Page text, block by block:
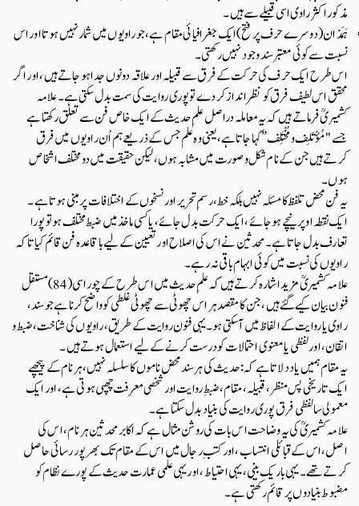
مذکور اکثر راوی اسی قبیلے سے ہیں۔
ہَمَذان (دوسرے حرف پر فتح) ایک جغرافیائی مقام ہے، جو راویوں میں شمار نہیں ہوتا اور اس
نسبت سے کوئی معتبر سند وجود نہیں رکھتی۔
اس طرح ایک حرف کی حرکت کے فرق سے قبیلہ اور علاقہ دونوں جدا ہو جاتے ہیں، اور اگر
محقق اس لطیف فرق کو نظر انداز کر دے تو پوری روایت کی سمت بدل سکتی ہے۔ علامہ
کشمیریؒ فرماتے ہیں کہ یہ معاملہ دراصل علمِ حدیث کے ایک خاص فن سے تعلق رکھتا ہے
جسے "مُؤْتَلِف و مُخْتَلِف” کہا جاتا ہے، یعنی وہ علم جس کے ذریعے ہم اُن راویوں میں فرق
کرتے ہیں جن کے نام شکل و صورت میں مشابہ ہوں، لیکن حقیقت میں دو مختلف اشخاص
ہوں۔
یہ فن محض تلفظ کا مسئلہ نہیں بلکہ خط، رسمِ تحریر اور نسخوں کے اختلافات پر مبنی ہوتا ہے۔
ایک نقطہ اوپر نیچے ہو جائے، ایک حرکت بدل جائے، یا کسی ماخذ میں ضبط مختلف ہو تو پورا
تعارف بدل جاتا ہے۔ محدثین نے اس کی اصلاح اور تعیین کے لیے باقاعدہ فن قائم کیا تاکہ
راویوں کی نسبت میں کوئی ابہام باقی نہ رہے۔
علامہ کشمیریؒ مزید اشارہ کرتے ہیں کہ علمِ حدیث میں اس طرح کے چوراسی (84) مستقل
فنون بیان کیے گئے ہیں، جن کا مقصد ہر اس چھوٹی سے چھوٹی غلطی کو واضح کرنا ہے جو سند،
راوی یا روایت کے الفاظ میں آ سکتی ہو۔ یہی فنون روایت کے طریق، راویوں کی شناخت، ضبط و
اتقان، اور لفظی یا معنوی احتمالات کو درست کرنے کے لیے استعمال ہوتے ہیں ۔
یہ مقام ہمیں یاد دلاتا ہے کہ: حدیث کی ہر سند محض ناموں کا سلسلہ نہیں، ہر نام کے پیچھے
ایک تاریخی پس منظر، قبیلہ، مقام، ضبطِ روایت اور شخصی معرفت چھپی ہوتی ہے، اور ایک
معمولی سا لفظی فرق پوری روایت کی بنیاد بدل سکتا ہے۔
علامہ کشمیریؒ کی یہ وضاحت اس بات کی روشن مثال ہے کہ اکابر محدثین ہر نام، اس کی
اصل، اس کے قبائلی انتساب، اور کتبِ رجال میں اس کے مقام تک بھرپور رسائی حاصل
کرتے تھے۔ یہی باریک بینی، یہی احتیاط، اور یہی علمی عمارت حدیث کے پورے نظام کو
مضبوط بنیادوں پر قائم رکھتی ہے۔